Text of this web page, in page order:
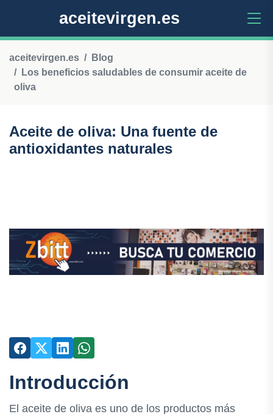
aceitevirgen.es
aceitevirgen.es
Blog
Los beneficios saludables de consumir aceite de
oliva
Aceite de oliva: Una fuente de
antioxidantes naturales
Introducción
El aceite de oliva es uno de los productos más